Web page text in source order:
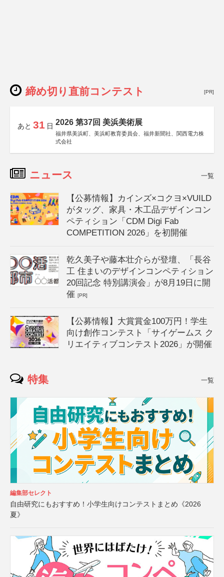
締め切り直前コンテスト [PR]
あと 31 日 2026 第37回 美浜美術展
福井県美浜町、美浜町教育委員会、福井新聞社、関西電力株
式会社
ニュース 一覧
【公募情報】カインズ×コクヨ×VUILD
がタッグ、家具・木工品デザインコン
ペティション「CDM Digi Fab
COMPETITION 2026」を初開催
乾久美子や藤本壮介らが登壇、「長谷
工 住まいのデザインコンペティション
20回記念 特別講演会」が8月19日に開
催[PR]
【公募情報】大賞賞金100万円！学生
向け創作コンテスト「サイゲームス ク
リエイティブコンテスト2026」が開催
特集 一覧
編集部セレクト
自由研究にもおすすめ！小学生向けコンテストまとめ《2026
夏》